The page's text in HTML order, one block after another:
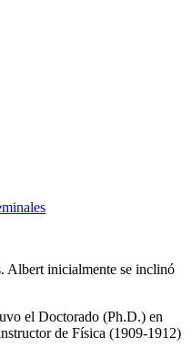
Albert inicialmente se inclinó
el Doctorado (Ph.D.) en
de Física (1909-1912)